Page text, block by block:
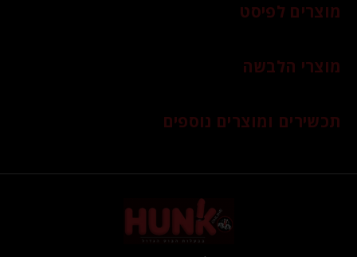
מוצרים לפיסט
מוצרי הלבשה
תכשירים ומוצרים נוספים